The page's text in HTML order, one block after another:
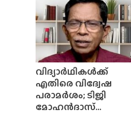
വിദ്യാർഥികൾക്ക്
എതിരെ വിദ്വേഷ
പരാമർശം; ടിജി
മോഹൻദാസ്...